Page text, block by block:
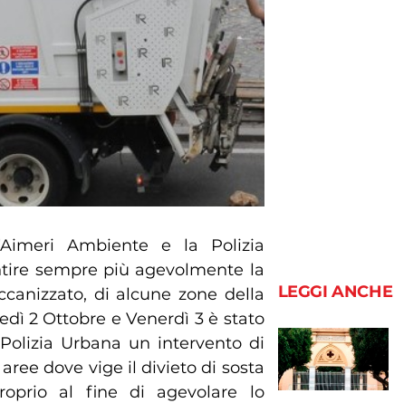
Ambiente e la Polizia
sempre più agevolmente la
di alcune zone della
2 Ottobre e Venerdì 3 è stato
Urbana un intervento di
dove vige il divieto di sosta
al fine di agevolare lo
LEGGI ANCHE